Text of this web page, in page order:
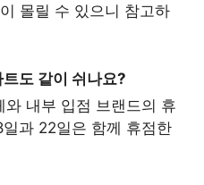
몰릴 수 있으니 참고하
도 같이 쉬나요?
내부 입점 브랜드의 휴
과 22일은 함께 휴점한